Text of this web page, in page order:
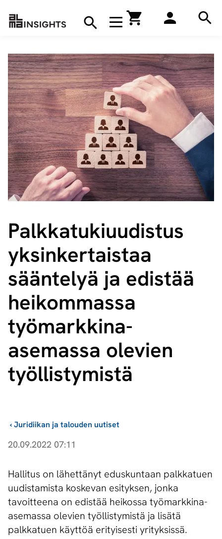
Avaa navigaatio
Hae
Palk­ka­tu­ki­uu­dis­tus
yksinkertaistaa
sääntelyä ja edistää
heikommassa
työmarkkina-
asemassa olevien
työllistymistä
Juridiikan ja talouden uutiset
›
20.09.2022 07:11
Hallitus on lähettänyt eduskuntaan palkkatuen
uudistamista koskevan esityksen, jonka
tavoitteena on edistää heikossa työmarkkina-
asemassa olevien työllistymistä ja lisätä
palkkatuen käyttöä erityisesti yrityksissä.